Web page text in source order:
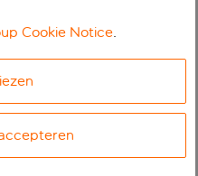
Cookie Notice.